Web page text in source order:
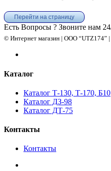
Перейти на страницу
Есть Вопросы ? Звоните нам
© Интернет магазин | ООО “UTZ174” |
Каталог
Каталог Т-130, Т-170, Б10
Каталог ДЗ-98
Каталог ДТ-75
Контакты
Контакты